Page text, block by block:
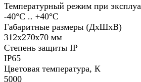
Температурный режим при
-40°С .. +40°C
Габаритные размеры (ДхШхВ)
312х270х70 мм
Степень защиты IP
IP65
Цветовая температура, К
5000